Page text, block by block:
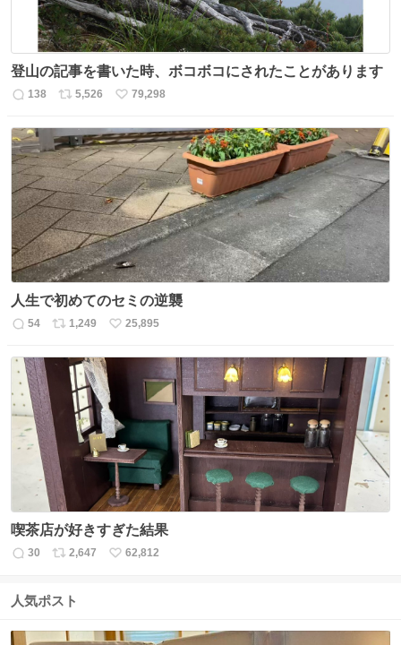
登山の記事を書いた時、ボコボコにされたことがあります
返
数
138
リ
ス
ト
数
5,526
い
ね
数
79,298
人生で初めてのセミの逆襲
返
数
54
リ
ス
数
1,249
い
数
25,895
喫茶店が好きすぎた結果
返
数
30
リ
ス
数
2,647
い
62,812
人気ポスト